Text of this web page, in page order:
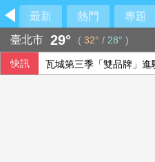
最新 熱門 專題
臺北市 29° ( 32° / 28° )
快訊 瓦城第三季「雙品牌」進